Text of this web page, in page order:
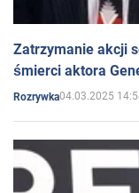
Zatrzymanie akcji
śmierci aktora
Rozrywka04.03.2025